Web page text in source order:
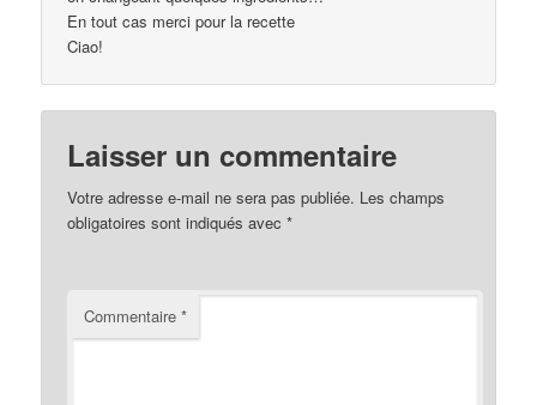
En tout cas merci pour la recette
Ciao!
Laisser un commentaire
Votre adresse e-mail ne sera pas publiée. Les champs
obligatoires sont indiqués avec*
Commentaire*